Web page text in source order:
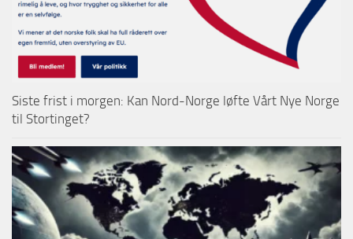
Siste frist i morgen: Kan Nord-Norge løfte Vårt Nye Norge
til Stortinget?